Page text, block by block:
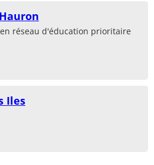
réseau d'éducation prioritaire
Iles